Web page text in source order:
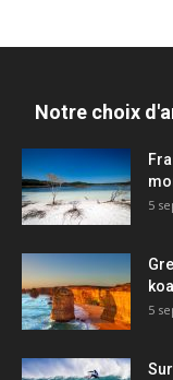
Notre choix
5
5